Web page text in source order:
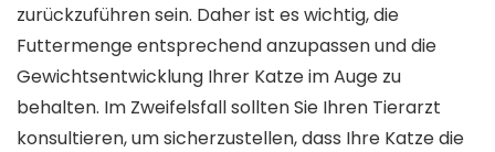
zurückzuführen sein. Daher ist es wichtig, die
Futtermenge entsprechend anzupassen und die
Gewichtsentwicklung Ihrer Katze im Auge zu
behalten. Im Zweifelsfall sollten Sie Ihren Tierarzt
konsultieren, um sicherzustellen, dass Ihre Katze die